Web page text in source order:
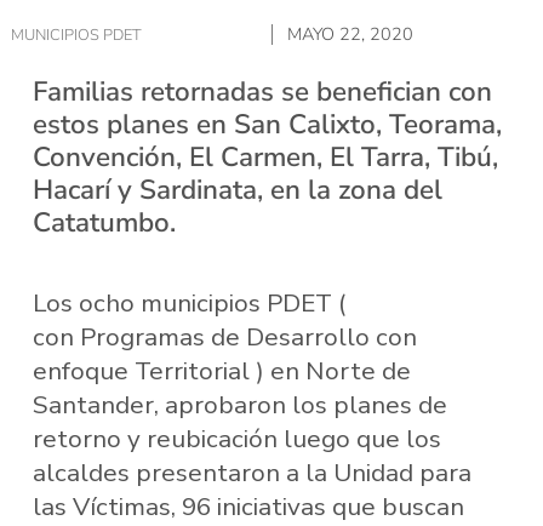
MUNICIPIOS PDET MAYO 22, 2020
Familias retornadas se benefician con
estos planes en San Calixto, Teorama,
Convención, El Carmen, El Tarra, Tibú,
Hacarí y Sardinata, en la zona del
Catatumbo.
Los ocho municipios PDET (
con Programas de Desarrollo con
enfoque Territorial ) en Norte de
Santander, aprobaron los planes de
retorno y reubicación luego que los
alcaldes presentaron a la Unidad para
las Víctimas, 96 iniciativas que buscan